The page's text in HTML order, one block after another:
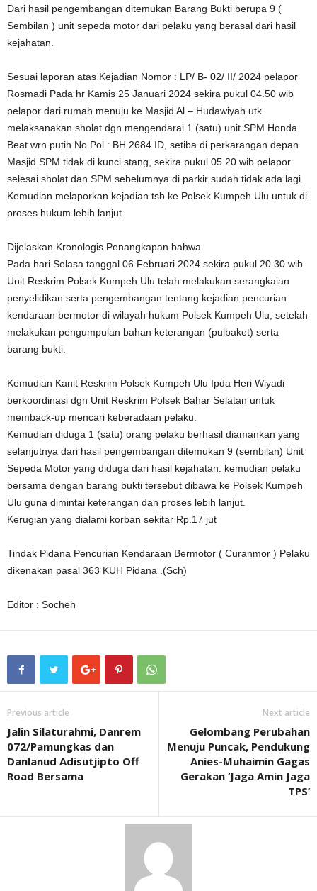
Dari hasil pengembangan ditemukan Barang Bukti berupa 9 (
Sembilan ) unit sepeda motor dari pelaku yang berasal dari hasil
kejahatan.
Sesuai laporan atas Kejadian Nomor : LP/ B- 02/ II/ 2024 pelapor
Rosmadi Pada hr Kamis 25 Januari 2024 sekira pukul 04.50 wib
pelapor dari rumah menuju ke Masjid Al – Hudawiyah utk
melaksanakan sholat dgn mengendarai 1 (satu) unit SPM Honda
Beat wrn putih No.Pol : BH 2684 ID, setiba di perkarangan depan
Masjid SPM tidak di kunci stang, sekira pukul 05.20 wib pelapor
selesai sholat dan SPM sebelumnya di parkir sudah tidak ada lagi.
Kemudian melaporkan kejadian tsb ke Polsek Kumpeh Ulu untuk di
proses hukum lebih lanjut.
Dijelaskan Kronologis Penangkapan bahwa
Pada hari Selasa tanggal 06 Februari 2024 sekira pukul 20.30 wib
Unit Reskrim Polsek Kumpeh Ulu telah melakukan serangkaian
penyelidikan serta pengembangan tentang kejadian pencurian
kendaraan bermotor di wilayah hukum Polsek Kumpeh Ulu, setelah
melakukan pengumpulan bahan keterangan (pulbaket) serta
barang bukti.
Kemudian Kanit Reskrim Polsek Kumpeh Ulu Ipda Heri Wiyadi
berkoordinasi dgn Unit Reskrim Polsek Bahar Selatan untuk
memback-up mencari keberadaan pelaku.
Kemudian diduga 1 (satu) orang pelaku berhasil diamankan yang
selanjutnya dari hasil pengembangan ditemukan 9 (sembilan) Unit
Sepeda Motor yang diduga dari hasil kejahatan. kemudian pelaku
bersama dengan barang bukti tersebut dibawa ke Polsek Kumpeh
Ulu guna dimintai keterangan dan proses lebih lanjut.
Kerugian yang dialami korban sekitar Rp.17 jut
Tindak Pidana Pencurian Kendaraan Bermotor ( Curanmor ) Pelaku
dikenakan pasal 363 KUH Pidana .(Sch)
Editor : Socheh
Previous article
Jalin Silaturahmi, Danrem
072/Pamungkas dan
Danlanud Adisutjipto Off
Road Bersama
Next article
Gelombang Perubahan
Menuju Puncak, Pendukung
Anies-Muhaimin Gagas
Gerakan ‘Jaga Amin Jaga
TPS’